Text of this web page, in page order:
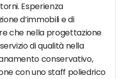
Esperienza
d’immobili e di
che nella progettazione
di qualità nella
conservativo,
con uno staff poliedrico